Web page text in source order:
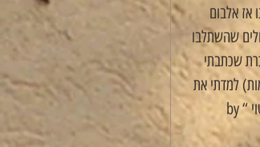
אז אלבום
שהשתלבו
שכתבתי
למדתי את
השיר בעל-פה. הוא הלך אתי מאז והוא הולך אתי עדיין. יום אחד, כשאלמד אנגלית, אבין שהביטוי “by